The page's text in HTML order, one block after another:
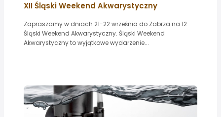
XII Śląski Weekend Akwarystyczny
Zapraszamy w dniach 21-22 września do Zabrza na 12
Śląski Weekend Akwarystyczny. Śląski Weekend
Akwarystyczny to wyjątkowe wydarzenie...